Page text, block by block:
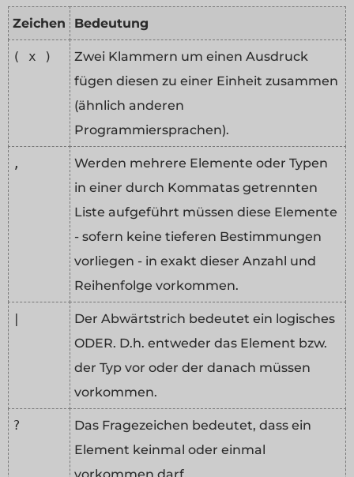
Zeichen Bedeutung
( x )
Zwei Klammern um einen Ausdruck
fügen diesen zu einer Einheit zusammen
(ähnlich anderen
Programmiersprachen).
,
Werden mehrere Elemente oder Typen
in einer durch Kommatas getrennten
Liste aufgeführt müssen diese Elemente
- sofern keine tieferen Bestimmungen
vorliegen - in exakt dieser Anzahl und
Reihenfolge vorkommen.
|
Der Abwärtstrich bedeutet ein logisches
ODER. D.h. entweder das Element bzw.
der Typ vor oder der danach müssen
vorkommen.
?
Das Fragezeichen bedeutet, dass ein
Element keinmal oder einmal